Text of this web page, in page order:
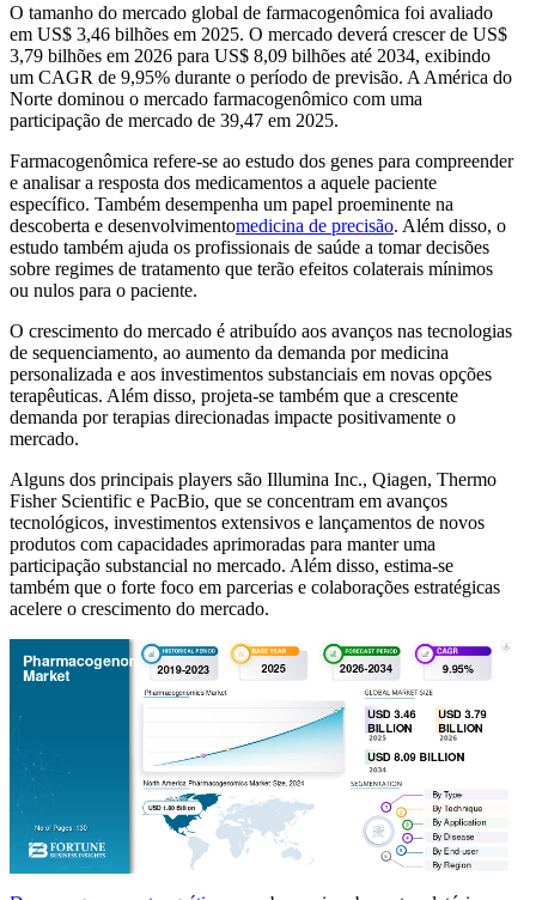
O tamanho do mercado global de farmacogenômica foi avaliado
em US$ 3,46 bilhões em 2025. O mercado deverá crescer de US$
3,79 bilhões em 2026 para US$ 8,09 bilhões até 2034, exibindo
um CAGR de 9,95% durante o período de previsão. A América do
Norte dominou o mercado farmacogenômico com uma
participação de mercado de 39,47 em 2025.
Farmacogenômica refere-se ao estudo dos genes para compreender
e analisar a resposta dos medicamentos a aquele paciente
específico. Também desempenha um papel proeminente na
descoberta e desenvolvimentomedicina de precisão. Além disso, o
estudo também ajuda os profissionais de saúde a tomar decisões
sobre regimes de tratamento que terão efeitos colaterais mínimos
ou nulos para o paciente.
O crescimento do mercado é atribuído aos avanços nas tecnologias
de sequenciamento, ao aumento da demanda por medicina
personalizada e aos investimentos substanciais em novas opções
terapêuticas. Além disso, projeta-se também que a crescente
demanda por terapias direcionadas impacte positivamente o
mercado.
Alguns dos principais players são Illumina Inc., Qiagen, Thermo
Fisher Scientific e PacBio, que se concentram em avanços
tecnológicos, investimentos extensivos e lançamentos de novos
produtos com capacidades aprimoradas para manter uma
participação substancial no mercado. Além disso, estima-se
também que o forte foco em parcerias e colaborações estratégicas
acelere o crescimento do mercado.